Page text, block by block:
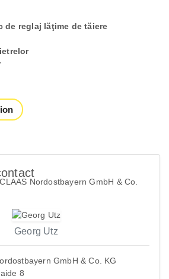
de reglaj lăţime de tăiere
Nordostbayern GmbH & Co.
Georg Utz
GmbH & Co. KG
8